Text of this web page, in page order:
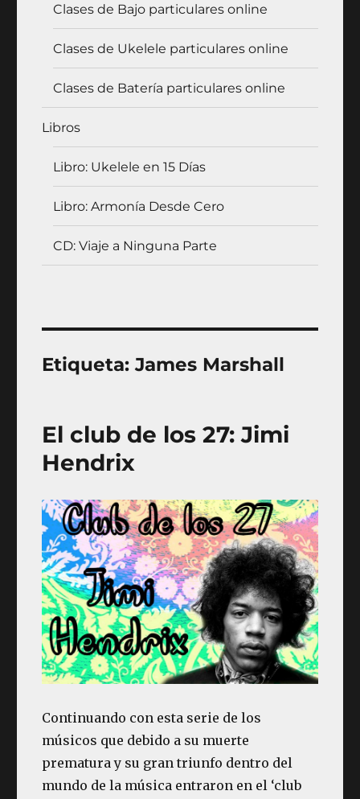
Clases de Bajo particulares online
Clases de Ukelele particulares online
Clases de Batería particulares online
Libros
Libro: Ukelele en 15 Días
Libro: Armonía Desde Cero
CD: Viaje a Ninguna Parte
Etiqueta:James Marshall
El club de los 27: Jimi
Hendrix
Continuando con esta serie de los
músicos que debido a su muerte
prematura y su gran triunfo dentro del
mundo de la música entraron en el ‘club